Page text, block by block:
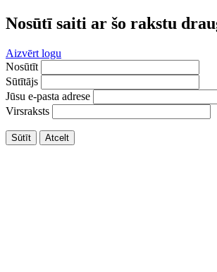
Nosūtī saiti ar šo rakstu
Aizvērt logu
Nosūtīt
Sūtītājs
Jūsu e-pasta adrese
Virsraksts
Sūtīt Atcelt